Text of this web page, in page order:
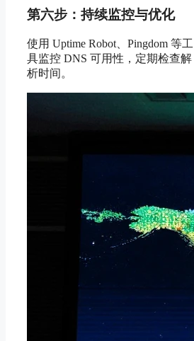
第六步：持续监控与优化
使用 Uptime Robot、Pingdom 等工
具监控 DNS 可用性，定期检查解
析时间。